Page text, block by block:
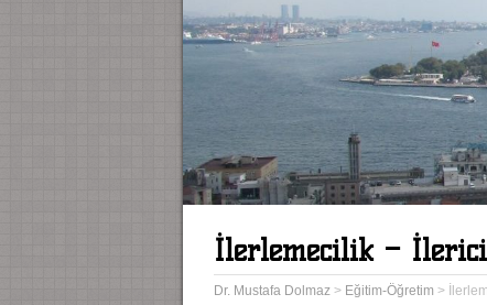
İlerlemecilik –
Dr. Mustafa Dolmaz > Eğitim-Öğretim >